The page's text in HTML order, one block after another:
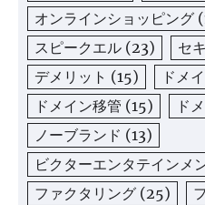
オンラインショッピング
スピークエル (23) セ
デメリット (15) ドメ
ドメイン移管 (15) ド
ノーブランド (13)
ビクターエンタテインメ
ファクタリング (25)